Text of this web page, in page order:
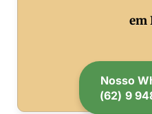
em
Nosso
(62) 9